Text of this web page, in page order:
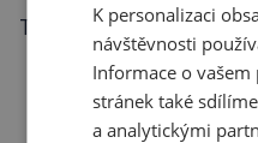
Tradice od roku 1892
K personalizaci
návštěvnosti
Informace o vašem
stránek také
a analytickými